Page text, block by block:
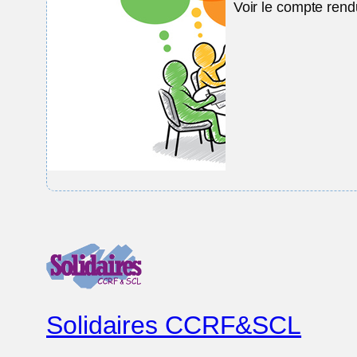
Voir le compte
Solidaires CCRF&SCL